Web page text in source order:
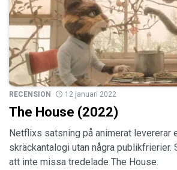
RECENSION 12 januari 2022
The House (2022)
Netflixs satsning på animerat levererar
skräckantalogi utan några publikfrierier.
att inte missa tredelade The House.